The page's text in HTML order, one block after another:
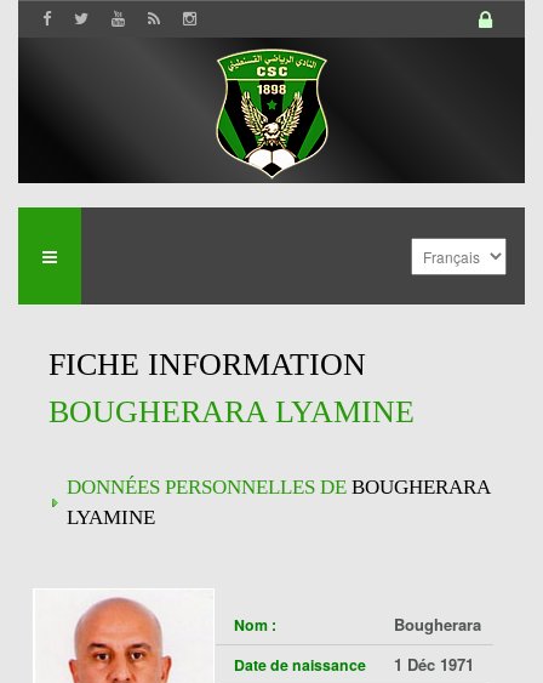
FICHE INFORMATION
BOUGHERARA LYAMINE
DONNÉES PERSONNELLES DE BOUGHERARA
LYAMINE
Nom : Bougherara
Date de naissance 1 Déc 1971